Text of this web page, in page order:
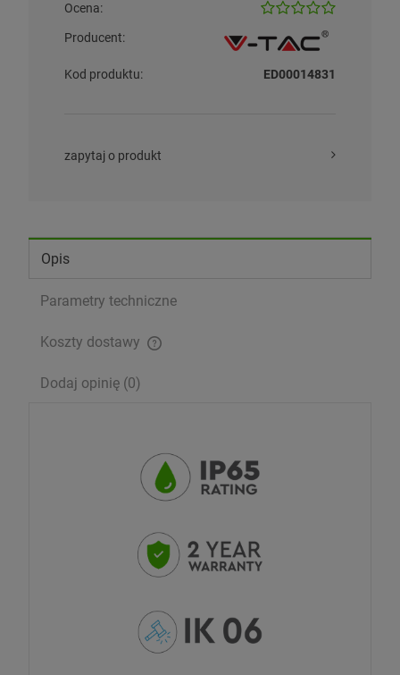
Ocena:
Producent:
Kod produktu: ED00014831
zapytaj o produkt
Opis
Parametry techniczne
Koszty dostawy
Dodaj opinię (0)